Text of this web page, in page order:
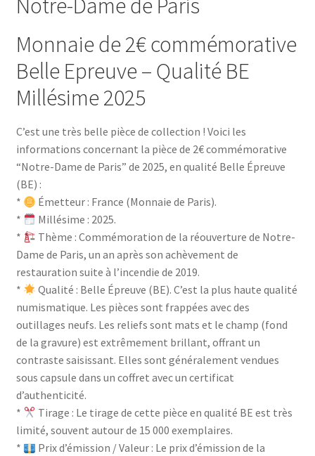
Monnaie de 2€ commémorative
Belle Epreuve – Qualité BE
Millésime 2025
C’est une très belle pièce de collection ! Voici les
informations concernant la pièce de 2€ commémorative
“Notre-Dame de Paris” de 2025, en qualité Belle Épreuve
(BE) :
*
Émetteur : France (Monnaie de Paris).
*
Millésime : 2025.
*
Thème : Commémoration de la réouverture de Notre-
Dame de Paris, un an après son achèvement de
restauration suite à l’incendie de 2019.
*
Qualité : Belle Épreuve (BE). C’est la plus haute qualité
numismatique. Les pièces sont frappées avec des
outillages neufs. Les reliefs sont mats et le champ (fond
de la gravure) est extrêmement brillant, offrant un
contraste saisissant. Elles sont généralement vendues
sous capsule dans un coffret avec un certificat
d’authenticité.
*
Tirage : Le tirage de cette pièce en qualité BE est très
limité, souvent autour de 15 000 exemplaires.
*
Prix d’émission / Valeur : Le prix d’émission de la